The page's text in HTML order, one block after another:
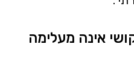
אינה מעלימה